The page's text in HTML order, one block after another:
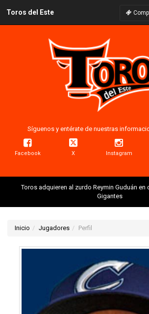
Toros del Este
Síguenos y entérate de nuestras
Facebook X Instagram
Toros adquieren al zurdo Reymin Guduán
Gigantes
Inicio Jugadores Perfil